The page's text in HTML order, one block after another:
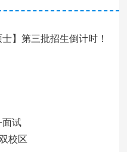
】第三批招生倒计时！
面试
校区